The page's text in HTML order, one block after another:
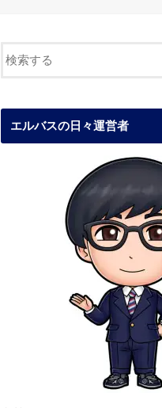
エルバスの日々運営者